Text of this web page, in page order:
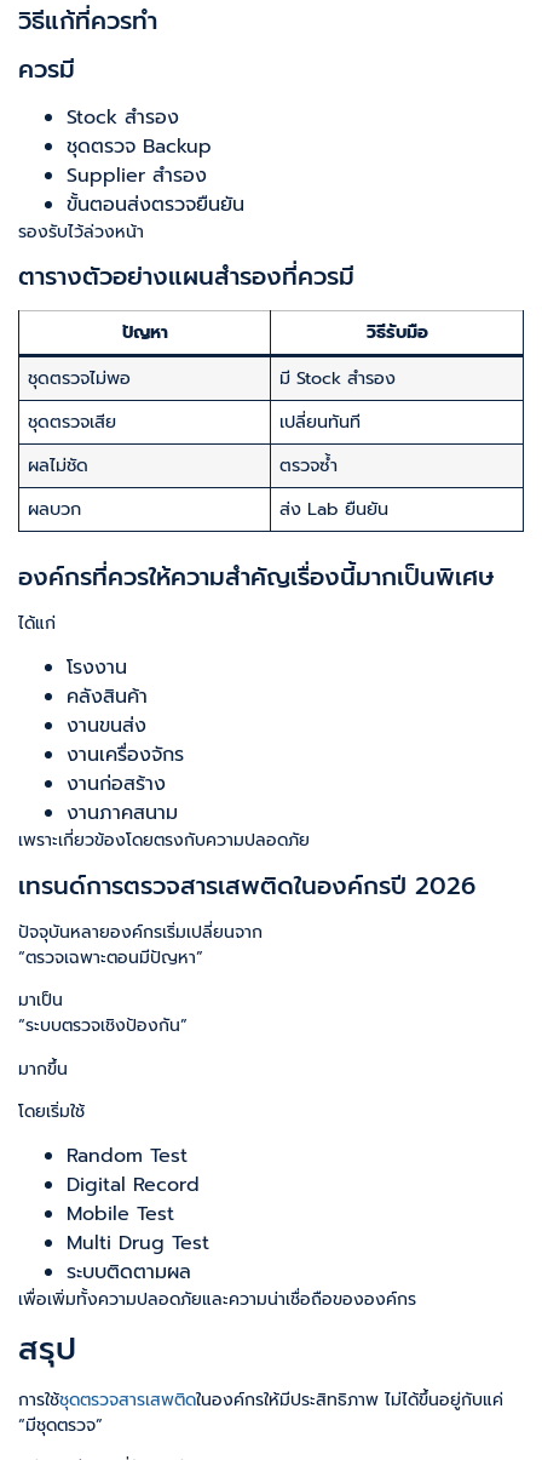
วิธีแก้ที่ควรทำ
ควรมี
Stock สำรอง
ชุดตรวจ Backup
Supplier สำรอง
ขั้นตอนส่งตรวจยืนยัน
รองรับไว้ล่วงหน้า
ตารางตัวอย่างแผนสำรองที่ควรมี
ปัญหา
วิธีรับมือ
ชุดตรวจไม่พอ
มี Stock สำรอง
ชุดตรวจเสีย
เปลี่ยนทันที
ผลไม่ชัด
ตรวจซ้ำ
ผลบวก
ส่ง Lab ยืนยัน
องค์กรที่ควรให้ความสำคัญเรื่องนี้มากเป็นพิเศษ
ได้แก่
โรงงาน
คลังสินค้า
งานขนส่ง
งานเครื่องจักร
งานก่อสร้าง
งานภาคสนาม
เพราะเกี่ยวข้องโดยตรงกับความปลอดภัย
เทรนด์การตรวจสารเสพติดในองค์กรปี 2026
ปัจจุบันหลายองค์กรเริ่มเปลี่ยนจาก
“ตรวจเฉพาะตอนมีปัญหา”
มาเป็น
“ระบบตรวจเชิงป้องกัน”
มากขึ้น
โดยเริ่มใช้
Random Test
Digital Record
Mobile Test
Multi Drug Test
ระบบติดตามผล
เพื่อเพิ่มทั้งความปลอดภัยและความน่าเชื่อถือขององค์กร
สรุป
การใช้ชุดตรวจสารเสพติดในองค์กรให้มีประสิทธิภาพ ไม่ได้ขึ้นอยู่กับแค่
“มีชุดตรวจ”